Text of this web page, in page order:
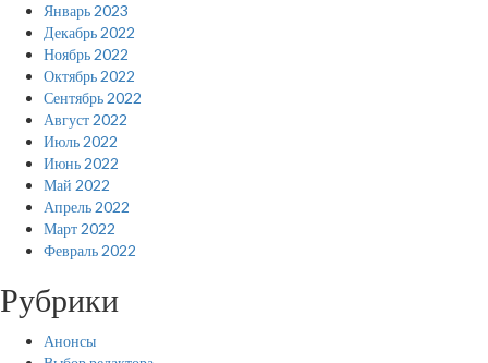
Январь 2023
Декабрь 2022
Ноябрь 2022
Октябрь 2022
Сентябрь 2022
Август 2022
Июль 2022
Июнь 2022
Май 2022
Апрель 2022
Март 2022
Февраль 2022
Рубрики
Анонсы